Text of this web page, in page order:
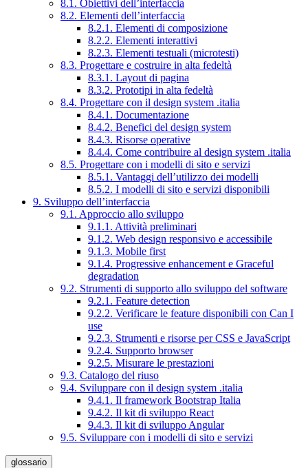
8.1. Obiettivi dell’interfaccia
8.2. Elementi dell’interfaccia
8.2.1. Elementi di composizione
8.2.2. Elementi interattivi
8.2.3. Elementi testuali (microtesti)
8.3. Progettare e costruire in alta fedeltà
8.3.1. Layout di pagina
8.3.2. Prototipi in alta fedeltà
8.4. Progettare con il design system .italia
8.4.1. Documentazione
8.4.2. Benefici del design system
8.4.3. Risorse operative
8.4.4. Come contribuire al design system .italia
8.5. Progettare con i modelli di sito e servizi
8.5.1. Vantaggi dell’utilizzo dei modelli
8.5.2. I modelli di sito e servizi disponibili
9. Sviluppo dell’interfaccia
9.1. Approccio allo sviluppo
9.1.1. Attività preliminari
9.1.2. Web design responsivo e accessibile
9.1.3. Mobile first
9.1.4. Progressive enhancement e Graceful
degradation
9.2. Strumenti di supporto allo sviluppo del software
9.2.1. Feature detection
9.2.2. Verificare le feature disponibili con Can I
use
9.2.3. Strumenti e risorse per CSS e JavaScript
9.2.4. Supporto browser
9.2.5. Misurare le prestazioni
9.3. Catalogo del riuso
9.4. Sviluppare con il design system .italia
9.4.1. Il framework Bootstrap Italia
9.4.2. Il kit di sviluppo React
9.4.3. Il kit di sviluppo Angular
9.5. Sviluppare con i modelli di sito e servizi
glossario